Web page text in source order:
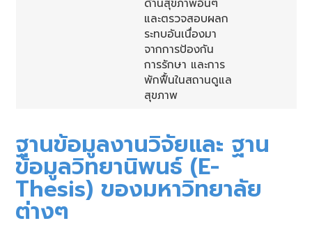
ด้านสุขภาพอื่นๆ
และตรวจสอบผลก
ระทบอันเนื่องมา
จากการป้องกัน
การรักษา และการ
พักฟื้นในสถานดูแล
สุขภาพ
ฐานข้อมูลงานวิจัยและ ฐาน
ข้อมูลวิทยานิพนธ์ (E-
Thesis) ของมหาวิทยาลัย
ต่างๆ